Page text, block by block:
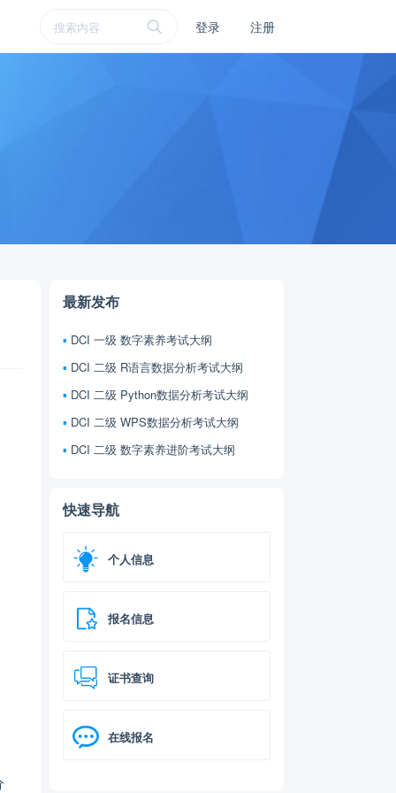
登录 注册
最新发布
DCI 一级 数字素养考试大纲
DCI 二级 R语言数据分析考试大纲
DCI 二级 Python数据分析考试大纲
DCI 二级 WPS数据分析考试大纲
DCI 二级 数字素养进阶考试大纲
快速导航
个人信息
报名信息
证书查询
在线报名